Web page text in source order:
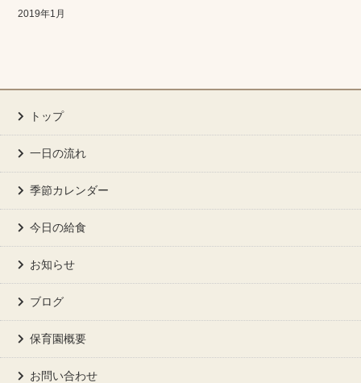
2019年1月
トップ
一日の流れ
季節カレンダー
今日の給食
お知らせ
ブログ
保育園概要
お問い合わせ